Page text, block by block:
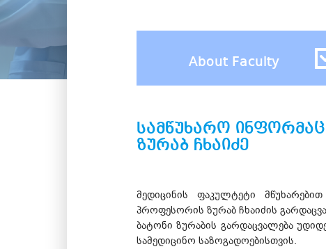
About Faculty
სამწუხარო
ზურაბ ჩხაიძე
მედიცინის ფაკულტეტი
პროფესორის ზურაბ ჩხაიძის
ბატონი ზურაბის გარდაცვალება
სამედიცინო საზოგადოებისთვის.